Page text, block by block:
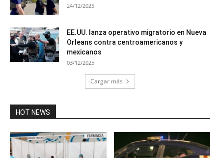
24/12/2025
EE.UU. lanza operativo migratorio en Nueva
Orleans contra centroamericanos y
mexicanos
03/12/2025
Cargar más
HOT NEWS